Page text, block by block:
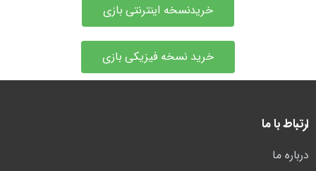
خریدنسخه اینترنتی بازی
خرید نسخه فیزیکی بازی
ارتباط با ما
درباره ما